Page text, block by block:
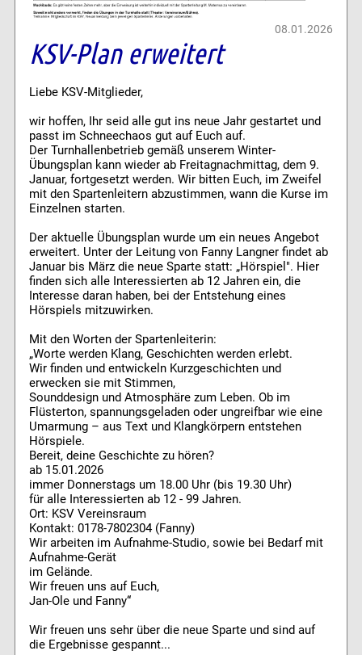
08.01.2026
KSV-Plan erweitert
Liebe KSV-Mitglieder,
wir hoffen, Ihr seid alle gut ins neue Jahr gestartet und
passt im Schneechaos gut auf Euch auf.
Der Turnhallenbetrieb gemäß unserem Winter-
Übungsplan kann wieder ab Freitagnachmittag, dem 9.
Januar, fortgesetzt werden. Wir bitten Euch, im Zweifel
mit den Spartenleitern abzustimmen, wann die Kurse im
Einzelnen starten.
Der aktuelle Übungsplan wurde um ein neues Angebot
erweitert. Unter der Leitung von Fanny Langner findet ab
Januar bis März die neue Sparte statt: „Hörspiel". Hier
finden sich alle Interessierten ab 12 Jahren ein, die
Interesse daran haben, bei der Entstehung eines
Hörspiels mitzuwirken.
Mit den Worten der Spartenleiterin:
„Worte werden Klang, Geschichten werden erlebt.
Wir finden und entwickeln Kurzgeschichten und
erwecken sie mit Stimmen,
Sounddesign und Atmosphäre zum Leben. Ob im
Flüsterton, spannungsgeladen oder ungreifbar wie eine
Umarmung – aus Text und Klangkörpern entstehen
Hörspiele.
Bereit, deine Geschichte zu hören?
ab 15.01.2026
immer Donnerstags um 18.00 Uhr (bis 19.30 Uhr)
für alle Interessierten ab 12 - 99 Jahren.
Ort: KSV Vereinsraum
Kontakt: 0178-7802304 (Fanny)
Wir arbeiten im Aufnahme-Studio, sowie bei Bedarf mit
Aufnahme-Gerät
im Gelände.
Wir freuen uns auf Euch,
Jan-Ole und Fanny“
Wir freuen uns sehr über die neue Sparte und sind auf
die Ergebnisse gespannt...